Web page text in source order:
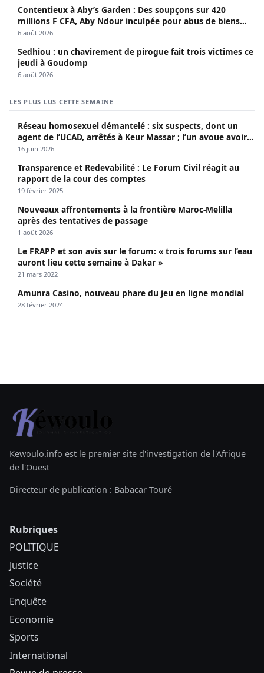
Contentieux à Aby’s Garden : Des soupçons sur 420
millions F CFA, Aby Ndour inculpée pour abus de biens
sociaux
6 août 2026
Sedhiou : un chavirement de pirogue fait trois victimes ce
jeudi à Goudomp
6 août 2026
LES PLUS LUS CETTE SEMAINE
Réseau homosexuel démantelé : six suspects, dont un
agent de l’UCAD, arrêtés à Keur Massar ; l’un avoue avoir
propagé le VIH depuis 2018
16 juin 2026
Transparence et Redevabilité : Le Forum Civil réagit au
rapport de la cour des comptes
19 février 2025
Nouveaux affrontements à la frontière Maroc-Melilla
après des tentatives de passage
1 août 2026
Le FRAPP et son avis sur le forum: « trois forums sur l’eau
auront lieu cette semaine à Dakar »
21 mars 2022
Amunra Casino, nouveau phare du jeu en ligne mondial
28 février 2024
Kewoulo.info est le premier site d'investigation de l'Afrique
de l'Ouest
Directeur de publication : Babacar Touré
Rubriques
POLITIQUE
Justice
Société
Enquête
Economie
Sports
International